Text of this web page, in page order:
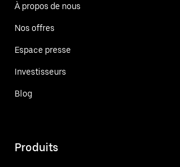
À propos de nous
Nos offres
Espace presse
Investisseurs
Blog
Produits